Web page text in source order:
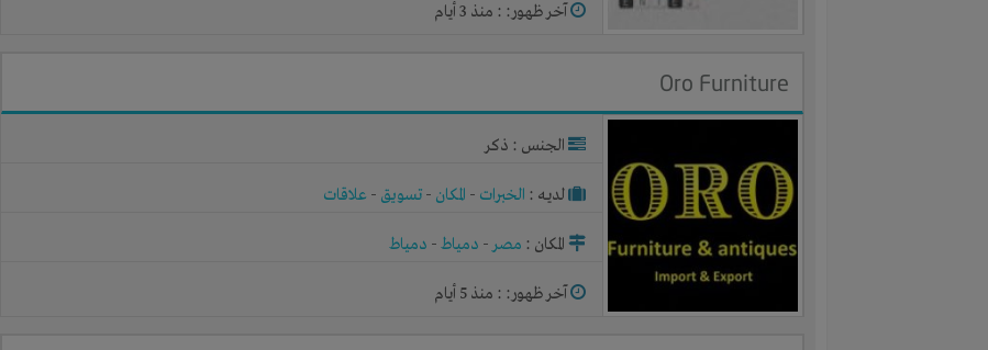
آخر ظهور: : منذ 3 أيام
Oro Furniture
الجنس : ذكر
لديـه : الخبرات - المكان - تسويق - علاقات
المكان : مصر- دمياط- دمياط
آخر ظهور: : منذ 5 أيام